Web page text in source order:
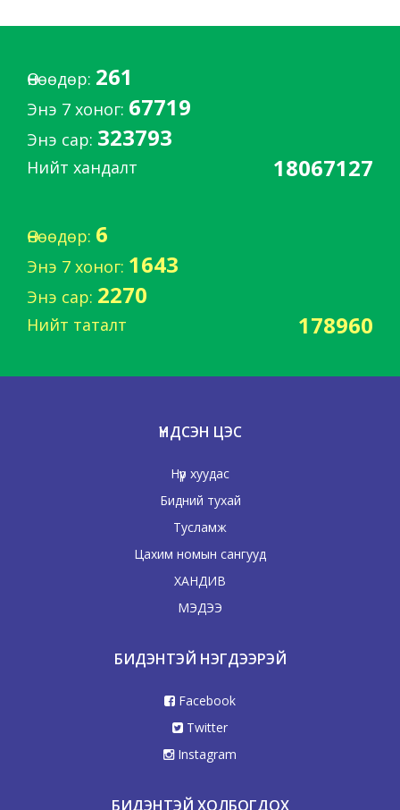
Өнөөдөр: 261
Энэ 7 хоног: 67719
Энэ сар: 323793
Нийт хандалт 18067127
Өнөөдөр: 6
Энэ 7 хоног: 1643
Энэ сар: 2270
Нийт таталт 178960
ҮНДСЭН ЦЭС
Нүүр хуудас
Бидний тухай
Тусламж
Цахим номын сангууд
ХАНДИВ
МЭДЭЭ
БИДЭНТЭЙ НЭГДЭЭРЭЙ
Facebook
Twitter
Instagram
БИДЭНТЭЙ ХОЛБОГДОХ